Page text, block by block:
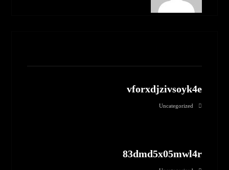
vforxdjzivsoyk4e
Uncategorized
83dmd5x05mwl4r